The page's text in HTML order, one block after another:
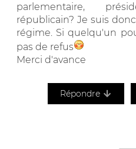
parlementaire,
républicain? Je suis
régime. Si quelqu'un
pas de refus
Merci d'avance
Répondre